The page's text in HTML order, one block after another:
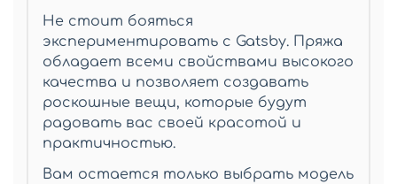
Не стоит бояться
экспериментировать с Gatsby. Пряжа
обладает всеми свойствами высокого
качества и позволяет создавать
роскошные вещи, которые будут
радовать вас своей красотой и
практичностью.
Вам остается только выбрать модель